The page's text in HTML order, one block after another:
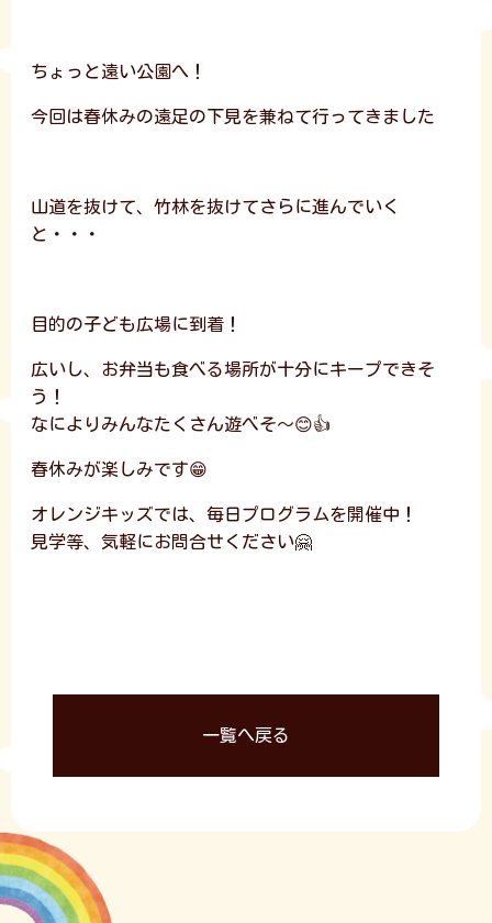
ちょっと遠い公園へ！
今回は春休みの遠足の下見を兼ねて行ってきました
山道を抜けて、竹林を抜けてさらに進んでいく
と・・・
目的の子ども広場に到着！
広いし、お弁当も食べる場所が十分にキープできそ
う！
なによりみんなたくさん遊べそ～😊👍
春休みが楽しみです😁
オレンジキッズでは、毎日プログラムを開催中！
見学等、気軽にお問合せください🤗
一覧へ戻る